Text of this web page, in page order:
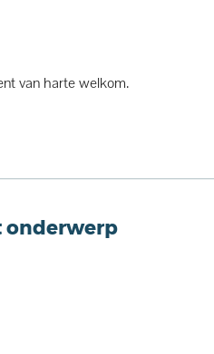
van harte welkom.
onderwerp